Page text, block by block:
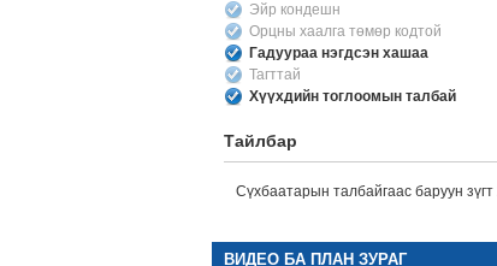
Эйр кондешн
Орцны хаалга төмөр кодтой
Гадуураа нэгдсэн хашаа
Тагттай
Хүүхдийн тоглоомын талбай
Тайлбар
Сүхбаатарын талбайгаас баруун
ВИДЕО БА ПЛАН ЗУРАГ